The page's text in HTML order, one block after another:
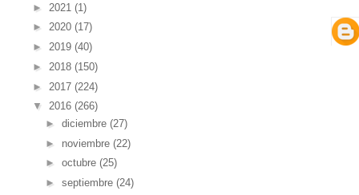
► 2021 (1)
► 2020 (17)
► 2019 (40)
► 2018 (150)
► 2017 (224)
▼ 2016 (266)
► diciembre (27)
► noviembre (22)
► octubre (25)
► septiembre (24)